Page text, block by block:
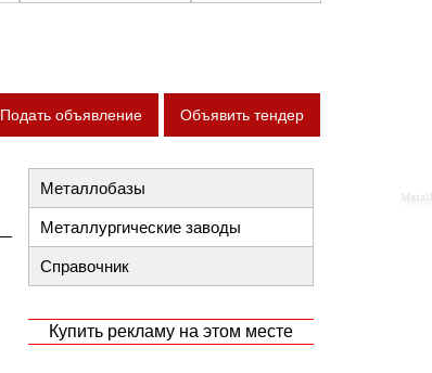
Подать объявление Объявить тендер
Металлобазы
Металлургические заводы
Справочник
Купить рекламу на этом месте